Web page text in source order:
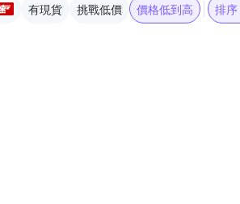
有現貨 挑戰低價 價格低到高 排序